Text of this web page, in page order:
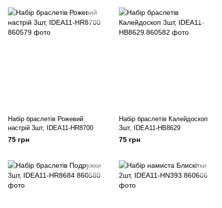
Набір браслетів Рожевий
настрій 3шт, IDEA11-HR8700
75 грн
Набір браслетів Калейдоскоп
3шт, IDEA11-HB8629
75 грн